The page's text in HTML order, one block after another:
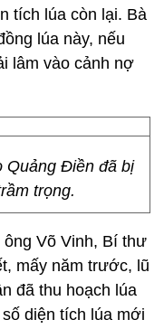
tích lúa còn lại. Bà
lúa này, nếu
lâm vào cảnh nợ
Quảng Điền đã bị
trọng.
Võ Vinh, Bí thư
mấy năm trước, lũ
đã thu hoạch lúa
diện tích lúa mới